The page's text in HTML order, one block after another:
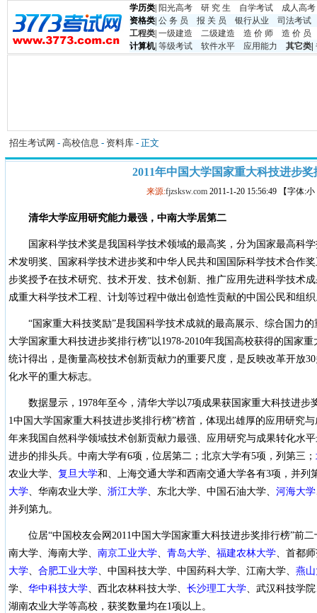
学历类 阳光高考 研 究 生 自学考试
成人高考
资格类 公 务 员 报 关 员 银行从业
司法考试
工程类 一级建造 二级建造 造 价 师
造 价 员
计算机| 等级考试 软件水平 应用能力 其它类
招生考试网 - 高校信息 - 资料库 - 正文
2011年中国大学国家重大科技进步奖
来源:fjzsksw.com 2011-1-20 15:56:49 【字体:
清华大学应用研究能力最强， 中南大学居第二
国家科学技术奖是我国科学技术领域的最高奖，分为国家最高科
术发明奖、国家科学技术进步奖和中华人民共和国国际科学技术合作
步奖授予在技术研究、技术开发、技术创新、推广应用先进科学技术
成重大科学技术工程、计划等过程中做出创造性贡献的中国公民和组织
“国家重大科技奖励”是我国科学技术成就的最高展示、综合国力
大学国家重大科技进步奖排行榜”以1978-2010年我国高校获得的国家
统计得出，是衡量高校技术创新贡献力的重要尺度，是反映改革开放
化水平的重大标志。
数据显示，1978年至今，清华大学以7项成果获国家重大科技进步
1中国大学国家重大科技进步奖排行榜”榜首，体现出雄厚的应用研究
年来我国自然科学领域技术创新贡献力最强、应用研究与成果转化水
进步的排头兵。中南大学有6项，位居第二； 北京大学有5项，列第三；
农业大学、 复旦大学和、 上海交通大学和西南交通大学各有3项，并列
大学、华南农业大学、 浙江大学、东北大学、中国石油大学、 河海大学
并列第九。
位居“中国校友会网2011中国大学国家重大科技进步奖排行榜”前
南大学、海南大学、 南京工业大学、 青岛大学、 福建农林大学、首都
大学、 合肥工业大学、中国科技大学、中国药科大学、江南大学、 燕
学、 华中科技大学、西北农林科技大学、 长沙理工大学、武汉科技学
湖南农业大学等高校，获奖数量均在1项以上。